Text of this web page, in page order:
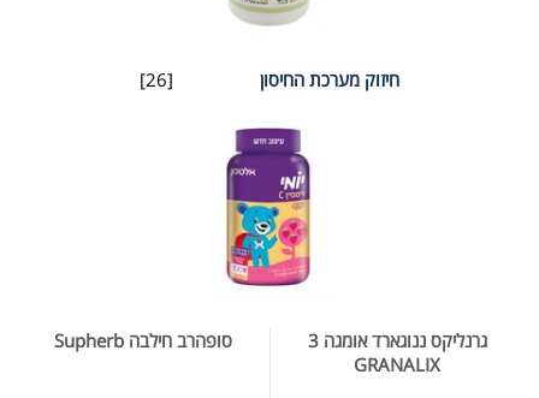
[26] חיזוק מערכת החיסון
גרנליקס ננוגארד אומגה 3
GRANALIX
סופהרב חילבה Supherb